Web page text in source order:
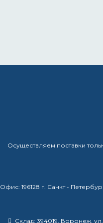
Осуществляем поставки
Офис: 196128 г. Санкт -
Склад: 394019, Воронеж,